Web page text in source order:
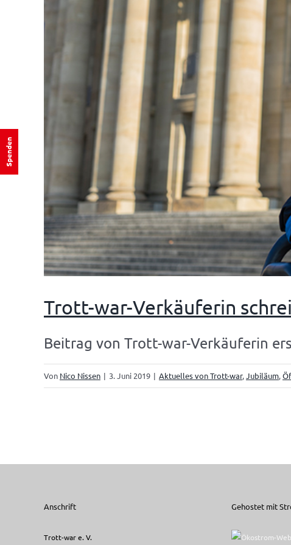
Trott-war-Verkäuferin
Beitrag von Trott-war-Verkäuferin
Von Nico Nissen | 3. Juni 2019 | Aktuelles von Trott-war,Jubiläum,
Anschrift
Trott-war e. V.
Spenden
Gehostet mit